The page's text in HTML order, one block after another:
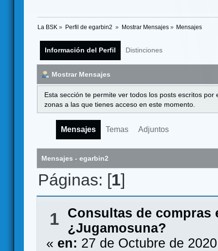
La BSK » Perfil de egarbin2 » Mostrar Mensajes» Mensajes
Información del Perfil Distinciones
Mostrar Mensajes
Esta sección te permite ver todos los posts escritos
zonas a las que tienes acceso en este momento.
Mensajes Temas Adjuntos
Mensajes - egarbin2
Páginas: [1]
1
Consultas de compras
¿Jugamosuna?
« en: 27 de Octubre de